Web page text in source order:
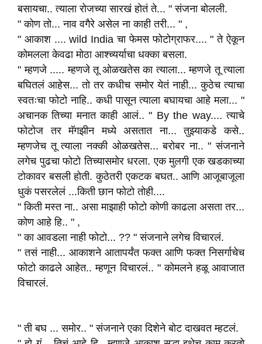
बसायचा.. त्याला रोजच्या सारखं होतं ते... " संजना बोलली.
" कोण तो... नाव वगैरे असेल ना काही तरी... " ,
" आकाश .... wild India चा फेमस फोटोग्राफर.... " ते ऐकून
कोमलला केवढा मोठा आश्च्यर्याचा धक्का बसला.
" म्हणजे ..... म्हणजे तू ओळखतेस का त्याला... म्हणजे तू त्याला
बघितलं आहेस... तो तर कधीच समोर येतं नाही... कुठेच त्याचा
स्वतःचा फोटो नाहि.. कधी पासून त्याला बघायचा आहे मला... "
अचानक तिच्या मनात काही आलं.. " By the way.... त्याचे
फोटोज तर मॅगझीन मध्ये असतात ना... तुझ्याकडे कसे..
म्हणजेच तू त्याला नक्की ओळखतेस... बरोबर ना.. " संजनाने
लगेच पुढचा फोटो तिच्यासमोर धरला. एक मुलगी एक खडकाच्या
टोकावर बसली होती. कुठेतरी एकटक बघत.. आणि आजूबाजूला
धुकं पसरलेलं ...किती छान फोटो तोही....
" किती मस्त ना.. असा माझाही फोटो कोणी काढला असता तर...
कोण आहे हि.. " ,
" का आवडला नाही फोटो... ?? " संजनाने लगेच विचारलं.
" तसं नाही... आकाशने आतापर्यंत फक्त आणि फक्त निसर्गाचेच
फोटो काढले आहेत.. म्हणून विचारलं.. " कोमलने हळू आवाजात
विचारलं.
" ती बघ ... समोर.. " संजनाने एका दिशेने बोट दाखवत म्हटलं.